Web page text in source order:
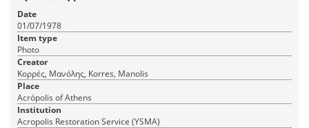
Date
01/07/1978
Item type
Photo
Creator
Κορρές, Μανόλης, Korres, Manolis
Place
Acrópolis of Athens
Institution
Acropolis Restoration Service (YSMA)